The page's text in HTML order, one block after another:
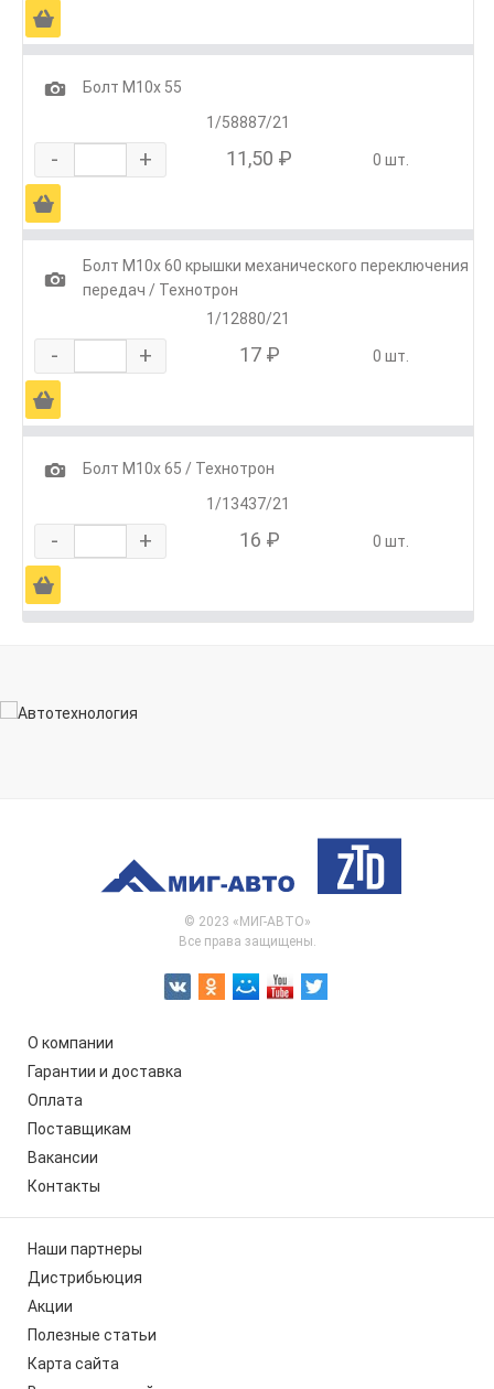
Ä
1
Болт М10х 55
1/58887/21
- + 11,50 ₽ 0 шт.
Ä
1
Болт М10х 60 крышки механического переключения
передач / Технотрон
1/12880/21
- + 17 ₽ 0 шт.
Ä
1
Болт М10х 65 / Технотрон
1/13437/21
- + 16 ₽ 0 шт.
Ä
© 2023 «МИГ-АВТО»
Все права защищены.
О компании
Гарантии и доставка
Оплата
Поставщикам
Вакансии
Контакты
Наши партнеры
Дистрибьюция
Акции
Полезные статьи
Карта сайта